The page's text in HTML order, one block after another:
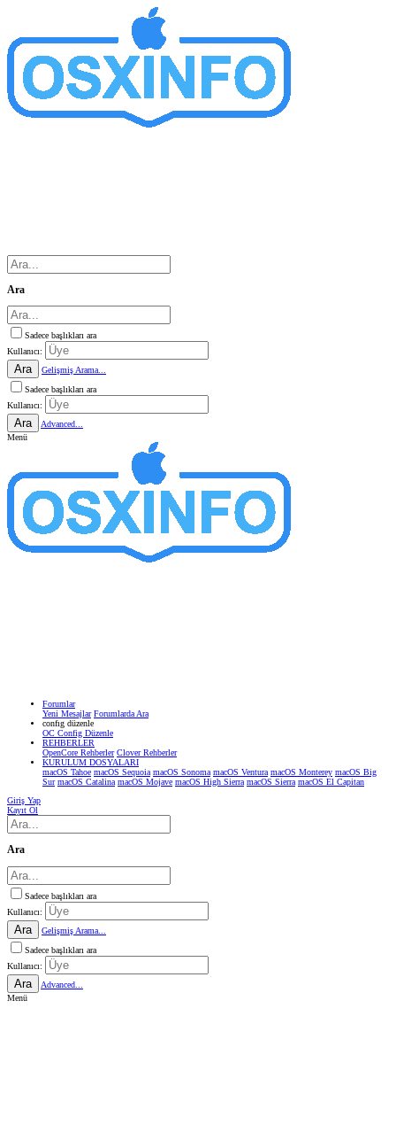
Ara
Sadece başlıkları ara
Kullanıcı:
Ara
Gelişmiş Arama...
Sadece başlıkları ara
Kullanıcı:
Ara
Advanced...
Menü
Forumlar
Yeni Mesajlar Forumlarda Ara
confıg düzenle
OC Config Düzenle
REHBERLER
OpenCore Rehberler Clover Rehberler
KURULUM DOSYALARI
macOS Tahoe macOS Sequoia macOS Sonoma macOS Ventura macOS Monterey macOS Big
Sur macOS Catalina macOS Mojave macOS High Sierra macOS Sierra macOS El Capitan
Giriş Yap
Kayıt Ol
Ara
Sadece başlıkları ara
Kullanıcı:
Ara
Gelişmiş Arama...
Sadece başlıkları ara
Kullanıcı:
Ara
Advanced...
Menü